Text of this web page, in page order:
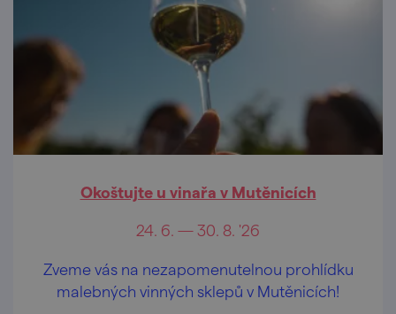
Okoštujte u vinařa v Mutěnicích
24. 6. — 30. 8. '26
Zveme vás na nezapomenutelnou prohlídku
malebných vinných sklepů v Mutěnicích!